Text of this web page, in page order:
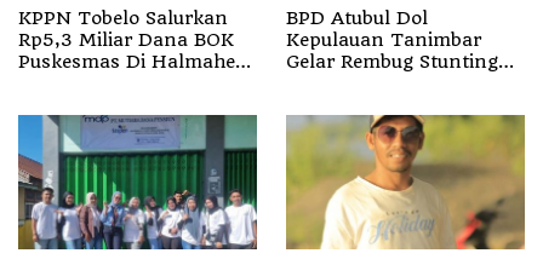
KPPN Tobelo Salurkan
Rp5,3 Miliar Dana BOK
Puskesmas Di Halmahera
BPD Atubul Dol
Kepulauan Tanimbar
Gelar Rembug Stunting